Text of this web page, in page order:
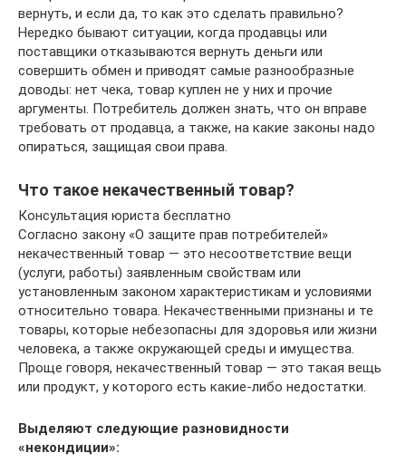
вернуть, и если да, то как это сделать правильно?
Нередко бывают ситуации, когда продавцы или
поставщики отказываются вернуть деньги или
совершить обмен и приводят самые разнообразные
доводы: нет чека, товар куплен не у них и прочие
аргументы. Потребитель должен знать, что он вправе
требовать от продавца, а также, на какие законы надо
опираться, защищая свои права.
Что такое некачественный товар?
Консультация юриста бесплатно
Согласно закону «О защите прав потребителей»
некачественный товар — это несоответствие вещи
(услуги, работы) заявленным свойствам или
установленным законом характеристикам и условиями
относительно товара. Некачественными признаны и те
товары, которые небезопасны для здоровья или жизни
человека, а также окружающей среды и имущества.
Проще говоря, некачественный товар — это такая вещь
или продукт, у которого есть какие-либо недостатки.
Выделяют следующие разновидности
«некондиции»: